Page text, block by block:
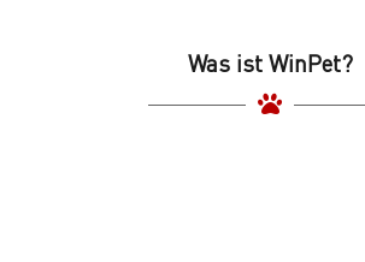
Was ist WinPet?